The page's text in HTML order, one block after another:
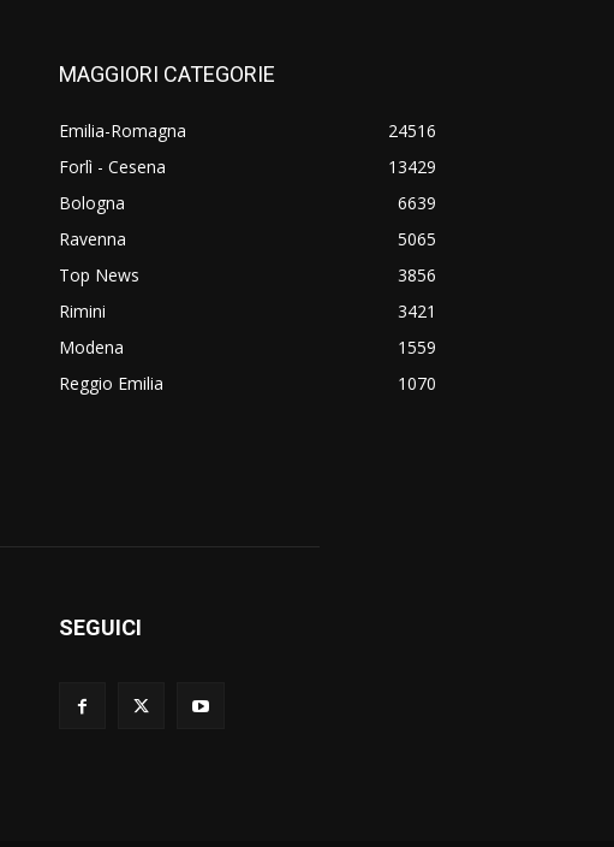
MAGGIORI CATEGORIE
Emilia-Romagna
24516
Forlì - Cesena
13429
Bologna
6639
Ravenna
5065
Top News
3856
Rimini
3421
Modena
1559
Reggio Emilia
1070
SEGUICI